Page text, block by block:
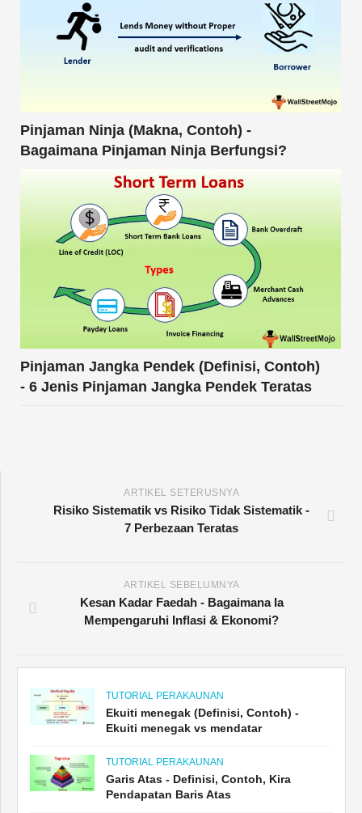
Pinjaman Ninja (Makna, Contoh) -
Bagaimana Pinjaman Ninja Berfungsi?
Pinjaman Jangka Pendek (Definisi, Contoh)
- 6 Jenis Pinjaman Jangka Pendek Teratas
ARTIKEL SETERUSNYA
Risiko Sistematik vs Risiko Tidak Sistematik -
7 Perbezaan Teratas
ARTIKEL SEBELUMNYA
Kesan Kadar Faedah - Bagaimana Ia
Mempengaruhi Inflasi & Ekonomi?
TUTORIAL PERAKAUNAN
Ekuiti menegak (Definisi, Contoh) -
Ekuiti menegak vs mendatar
TUTORIAL PERAKAUNAN
Garis Atas - Definisi, Contoh, Kira
Pendapatan Baris Atas